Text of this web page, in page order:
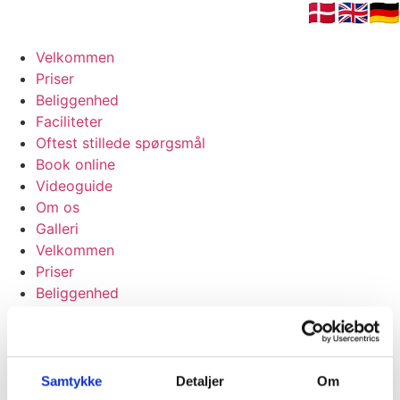
🇩🇰🇬🇧🇩🇪
Velkommen
Priser
Beliggenhed
Faciliteter
Oftest stillede spørgsmål
Book online
Videoguide
Om os
Galleri
Velkommen
Priser
Beliggenhed
Book online
Videoguide
Samtykke Detaljer Om